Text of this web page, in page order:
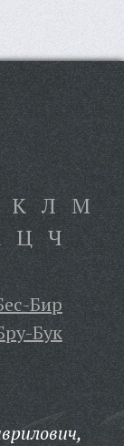
К Л М
Ц Ч
Бир
Бук